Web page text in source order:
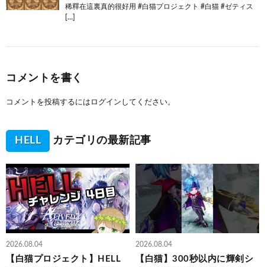
稀釋在這裏真的很好用 #白猫プロジェクト #白猫 #ゼティス
[…]
コメントを書く
コメントを投稿するには ログイン してください。
HELL カテゴリの最新記事
2026.08.04
【白猫プロジェクト】HELL
2026.08.04
【白猫】300秒以内に輝剣シ